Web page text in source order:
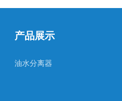
产品展示
油水分离器